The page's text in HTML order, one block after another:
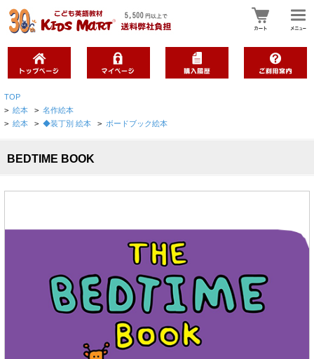
TOP
> 絵本 > 名作絵本
> 絵本 > ◆装丁別 絵本 > ボードブック絵本
BEDTIME BOOK